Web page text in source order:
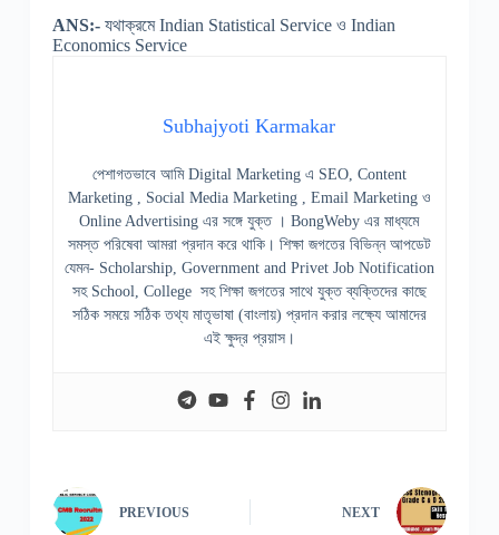
ANS:- যথাক্রমে Indian Statistical Service ও Indian
Economics Service
Subhajyoti Karmakar
পেশাগতভাবে আমি Digital Marketing এ SEO, Content
Marketing , Social Media Marketing , Email Marketing ও
Online Advertising এর সঙ্গে যুক্ত । BongWeby এর মাধ্যমে
সমস্ত পরিষেবা আমরা প্রদান করে থাকি। শিক্ষা জগতের বিভিন্ন আপডেট
যেমন- Scholarship, Government and Privet Job Notification
সহ School, College সহ শিক্ষা জগতের সাথে যুক্ত ব্যক্তিদের কাছে
সঠিক সময়ে সঠিক তথ্য মাতৃভাষা (বাংলায়) প্রদান করার লক্ষ্যে আমাদের
এই ক্ষুদ্র প্রয়াস।
PREVIOUS NEXT